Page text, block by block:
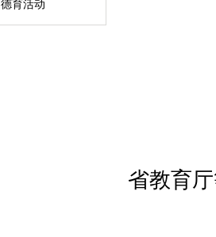
德育活动
省教育